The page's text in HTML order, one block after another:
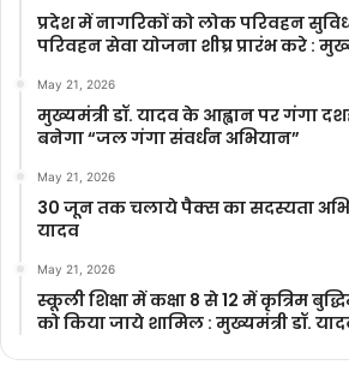
प्रदेश में नागरिकों को लोक परिवहन
परिवहन सेवा योजना शीघ्र प्रारंभ करे :
May 21, 2026
मुख्यमंत्री डॉ. यादव के आह्वान पर गंगा
बनेगा “जल गंगा संवर्धन अभियान”
May 21, 2026
30 जून तक चलाये पैक्स का सदस्यता
यादव
May 21, 2026
स्कूली शिक्षा में कक्षा 8 से 12 में कृ‍त्रिम
को किया जाये शामिल : मुख्यमंत्री डॉ.